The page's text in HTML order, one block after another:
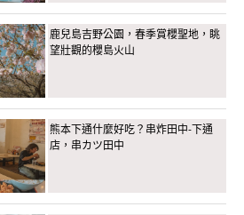
鹿兒島吉野公園，春季賞櫻聖地，眺
望壯觀的櫻島火山
熊本下通什麼好吃？串炸田中-下通
店，串カツ田中